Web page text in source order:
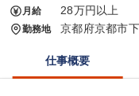
月給 28万円以上
勤務地 京都府京都市
仕事概要